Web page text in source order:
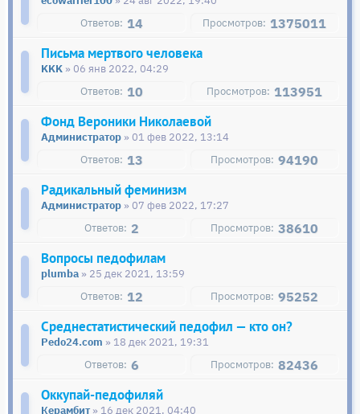
14 1375011
Письма мертвого человека
KKK » 06 янв 2022, 04:29
10 113951
Фонд Вероники Николаевой
Администратор » 01 фев 2022, 13:14
13 94190
Радикальный феминизм
Администратор » 07 фев 2022, 17:27
2 38610
Вопросы педофилам
plumba » 25 дек 2021, 13:59
12 95252
Среднестатистический педофил — кто он?
Pedo24.com » 18 дек 2021, 19:31
6 82436
Оккупай-педофиляй
Керамбит» 16 дек 2021, 04:40